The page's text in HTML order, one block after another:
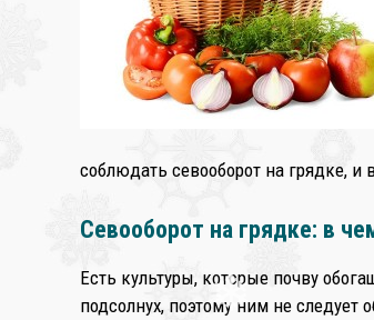
соблюдать севооборот на грядке, и
Севооборот на грядке: в
Есть культуры, которые почву
подсолнух, поэтому ним не